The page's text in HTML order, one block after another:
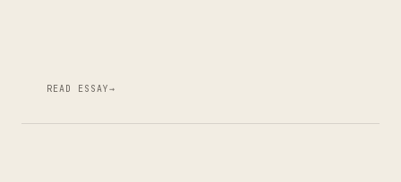
READ ESSAY→